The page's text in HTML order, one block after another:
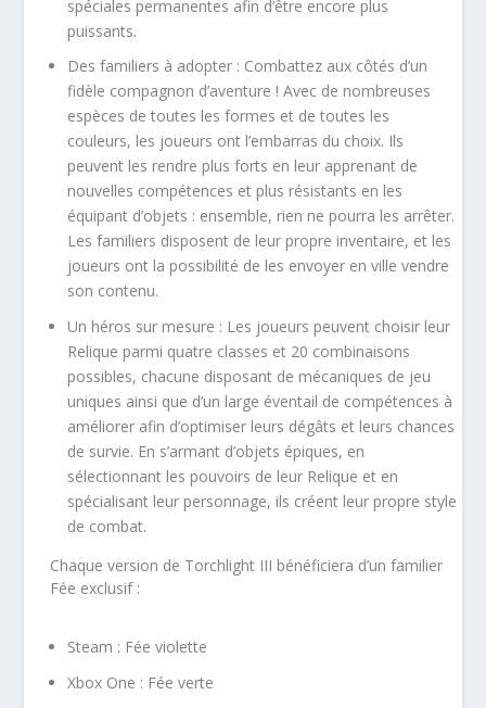
spéciales permanentes afin d’être encore plus
puissants.
Des familiers à adopter : Combattez aux côtés d’un
fidèle compagnon d’aventure ! Avec de nombreuses
espèces de toutes les formes et de toutes les
couleurs, les joueurs ont l’embarras du choix. Ils
peuvent les rendre plus forts en leur apprenant de
nouvelles compétences et plus résistants en les
équipant d’objets : ensemble, rien ne pourra les arrêter.
Les familiers disposent de leur propre inventaire, et les
joueurs ont la possibilité de les envoyer en ville vendre
son contenu.
Un héros sur mesure : Les joueurs peuvent choisir leur
Relique parmi quatre classes et 20 combinaisons
possibles, chacune disposant de mécaniques de jeu
uniques ainsi que d’un large éventail de compétences à
améliorer afin d’optimiser leurs dégâts et leurs chances
de survie. En s’armant d’objets épiques, en
sélectionnant les pouvoirs de leur Relique et en
spécialisant leur personnage, ils créent leur propre style
de combat.
Chaque version de Torchlight III bénéficiera d’un familier
Fée exclusif :
Steam : Fée violette
Xbox One : Fée verte